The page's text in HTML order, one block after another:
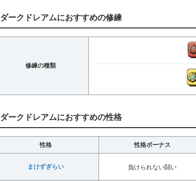
ダークドレアムにおすすめの修練
修練の種類
ダークドレアムにおすすめの性格
性格 性格ボーナス
まけずぎらい 負けられない闘い